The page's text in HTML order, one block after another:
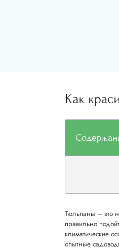
Как
Тюльпаны – это
правильно
климатические
опытные